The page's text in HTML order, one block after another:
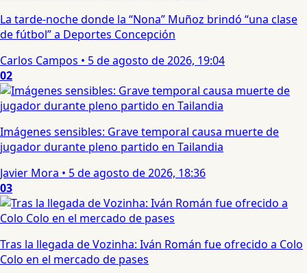
La tarde-noche donde la “Nona” Muñoz brindó “una clase
de fútbol” a Deportes Concepción
Carlos Campos • 5 de agosto de 2026, 19:04
02
Imágenes sensibles: Grave temporal causa muerte de
jugador durante pleno partido en Tailandia
Javier Mora • 5 de agosto de 2026, 18:36
03
Tras la llegada de Vozinha: Iván Román fue ofrecido a Colo
Colo en el mercado de pases